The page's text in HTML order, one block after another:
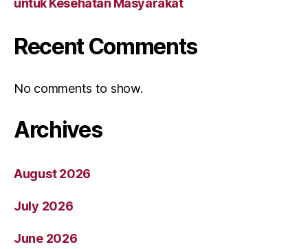
Recent Comments
No comments to show.
Archives
August 2026
July 2026
June 2026